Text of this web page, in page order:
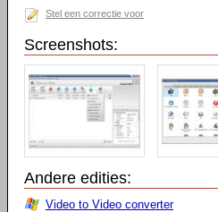
Stel een correctie voor
Screenshots:
Andere edities:
Video to Video converter